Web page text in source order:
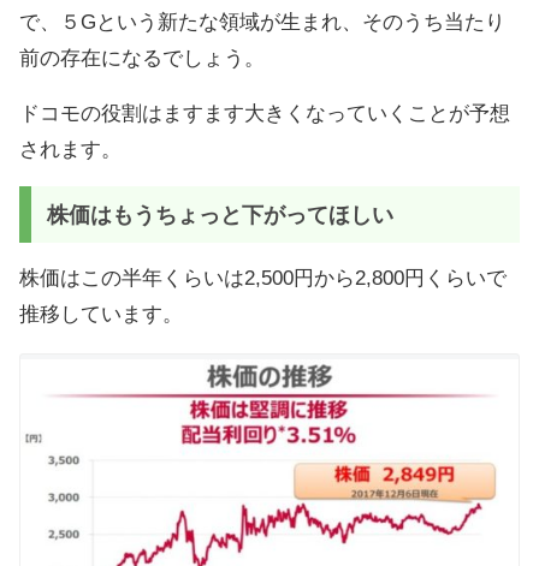
で、５Gという新たな領域が生まれ、そのうち当たり
前の存在になるでしょう。
ドコモの役割はますます大きくなっていくことが予想
されます。
株価はもうちょっと下がってほしい
株価はこの半年くらいは2,500円から2,800円くらいで
推移しています。